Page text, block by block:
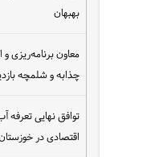
بهبهان
معاون برنامه‌ریزی و
چذابه و شلمچه
توافق نهایی تعرفه
اقتصادی در